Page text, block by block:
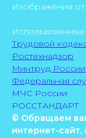
Изображения от
Трудовой
Ростехнадзор
Минтруд России
Федеральная
МЧС России
РОССТАНДАРТ
© Обращаем
интернет-